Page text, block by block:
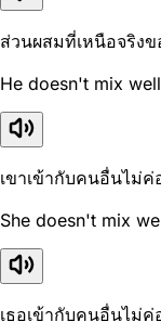
ส่วนผสมที่เหนือจริง
He doesn't mix
เขาเข้ากับคนอื่นไม่ค่
She doesn't mix
เธอเข้ากับคนอื่นไม่ค่